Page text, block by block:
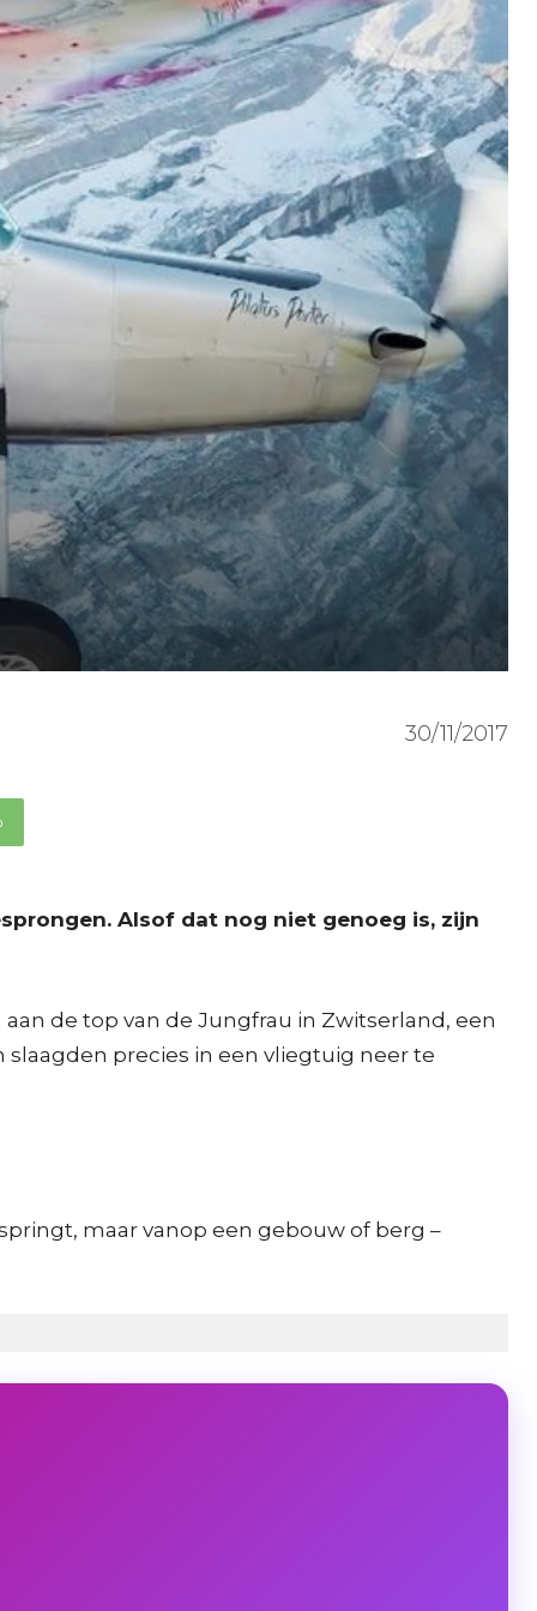
30/11/2017
Alsof dat nog niet genoeg is, zijn
de top van de Jungfrau in Zwitserland, een
precies in een vliegtuig neer te
maar vanop een gebouw of berg –